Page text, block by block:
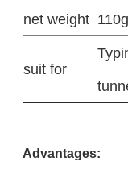
net weight 110g
suit for
Advantages: